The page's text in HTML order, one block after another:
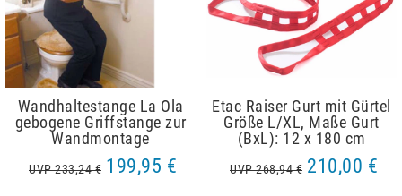
Wandhaltestange La Ola
gebogene Griffstange zur
Wandmontage
UVP 233,24 € 199,95 €
Etac Raiser Gurt mit Gürtel
Größe L/XL, Maße Gurt
(BxL): 12 x 180 cm
UVP 268,94 € 210,00 €